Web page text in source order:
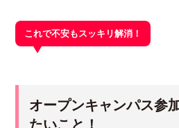
これで不安もスッキリ解消！
オープンキャンパス参
たいこと！